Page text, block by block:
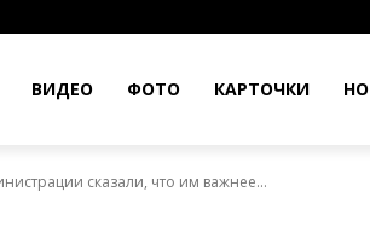
ВИДЕО ФОТО КАРТОЧКИ
сказали, что им важнее...